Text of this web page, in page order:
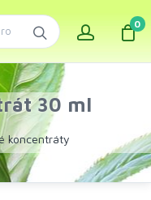
0
30 ml
koncentráty